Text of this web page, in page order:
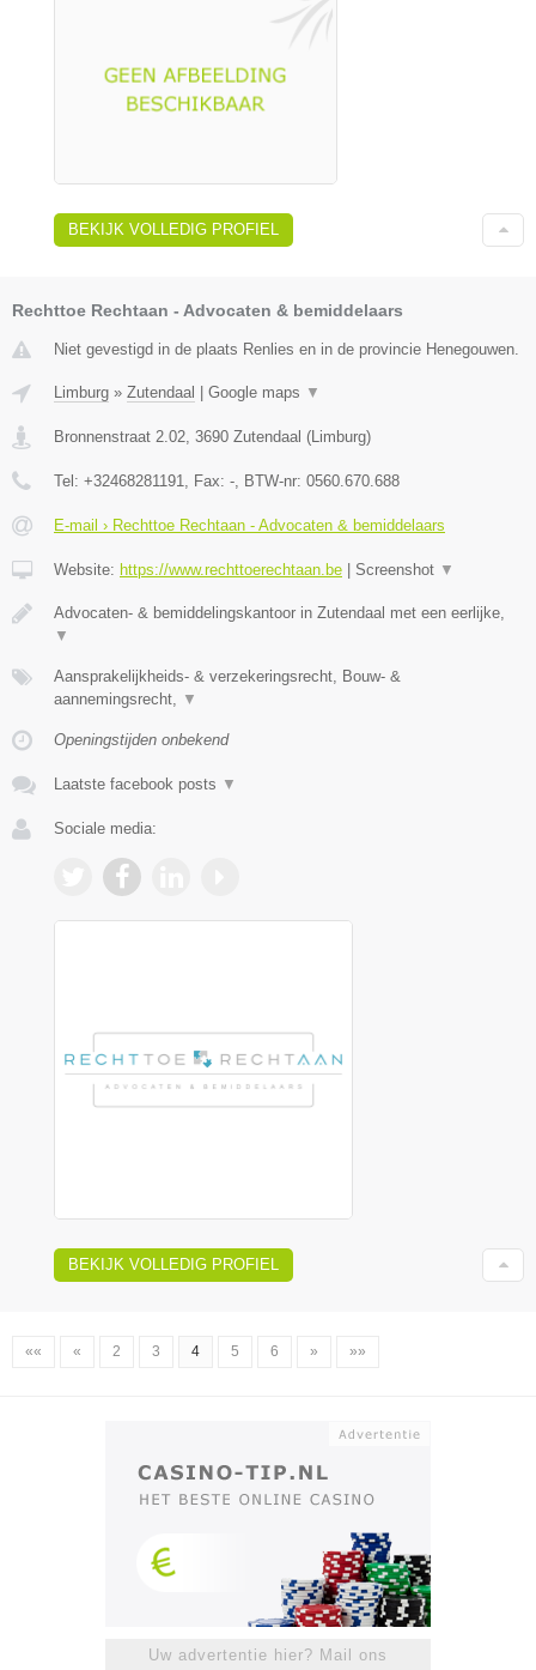
BEKIJK VOLLEDIG PROFIEL
Rechttoe Rechtaan - Advocaten & bemiddelaars
Niet gevestigd in de plaats Renlies en in de provincie Henegouwen.
Limburg » Zutendaal Google maps ▼
Bronnenstraat 2.02 3690 Zutendaal ( Limburg)
Tel: +32468281191 , Fax: - , BTW-nr: 0560.670.688
E-mail › Rechttoe Rechtaan - Advocaten & bemiddelaars
Website: https://www.rechttoerechtaan.be Screenshot ▼
Advocaten- & bemiddelingskantoor in Zutendaal met een eerlijke,
▼
Aansprakelijkheids- & verzekeringsrecht, Bouw- &
aannemingsrecht,
▼
Openingstijden onbekend
Laatste facebook posts ▼
Sociale media:
BEKIJK VOLLEDIG PROFIEL
«« « 2 3 4 5 6 » »»
Uw advertentie hier? Mail ons